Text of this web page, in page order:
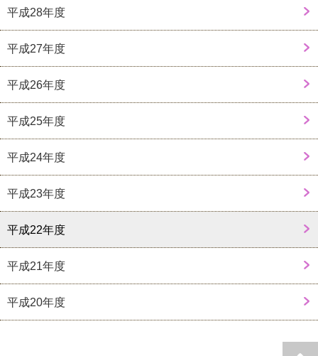
平成28年度
平成27年度
平成26年度
平成25年度
平成24年度
平成23年度
平成22年度
平成21年度
平成20年度